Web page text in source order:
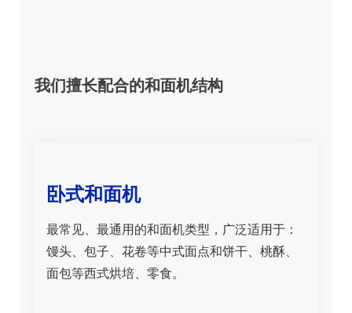
我们擅长配合的和面机结构
卧式和面机
最常见、最通用的和面机类型，广泛适用于：
馒头、包子、花卷等中式面点和饼干、桃酥、
面包等西式烘培、零食。